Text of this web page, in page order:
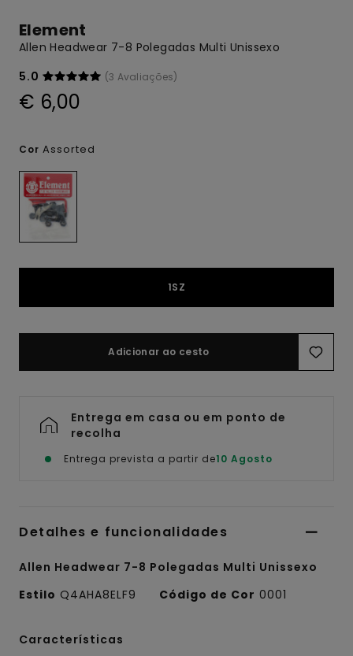
Element
Allen Headwear 7-8 Polegadas Multi Unissexo
5.0
(3 Avaliações)
€ 6,00
Cor Assorted
1SZ
Adicionar ao cesto
Entrega em casa ou em ponto de
recolha
Entrega prevista a partir de10 Agosto
Detalhes e funcionalidades
Allen Headwear 7-8 Polegadas Multi Unissexo
Estilo Q4AHA8ELF9 Código de Cor 0001
Características